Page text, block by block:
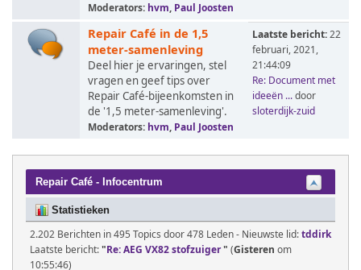
Moderators: hvm, Paul Joosten
Repair Café in de 1,5
meter-samenleving
Deel hier je ervaringen, stel
vragen en geef tips over
Repair Café-bijeenkomsten in
de '1,5 meter-samenleving'.
Moderators: hvm, Paul Joosten
Laatste bericht:22
februari, 2021,
21:44:09
Re: Document met
ideeën ...door
sloterdijk-zuid
Repair Café - Infocentrum
Statistieken
2.202 Berichten in 495 Topics door 478 Leden - Nieuwste lid:tddirk
Laatste bericht:"Re: AEG VX82 stofzuiger" (Gisteren om
10:55:46)